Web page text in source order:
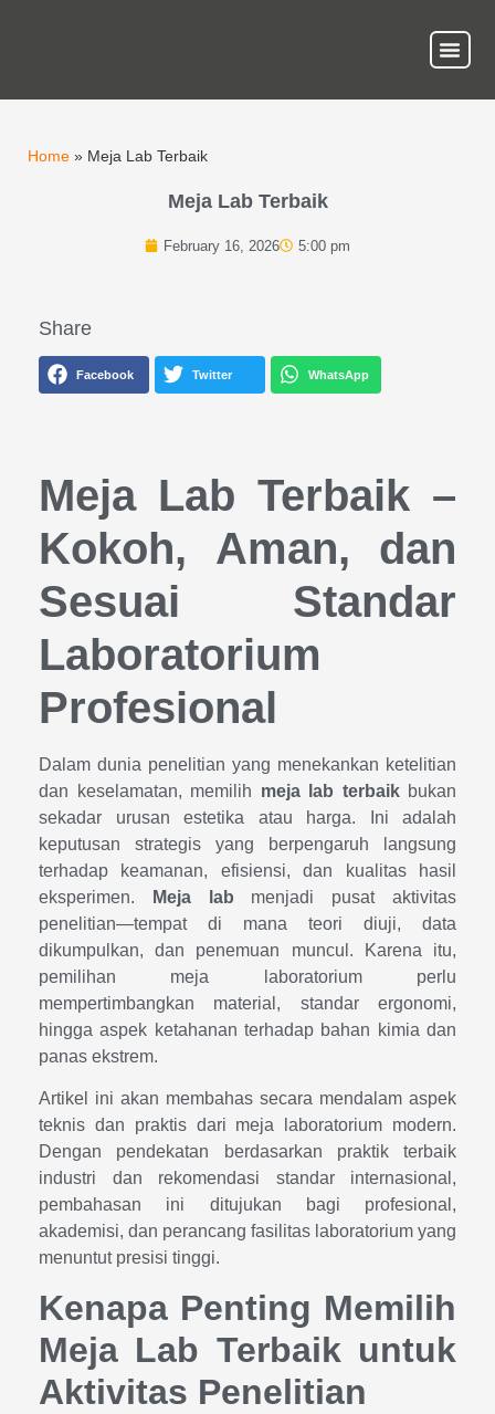
Home » Meja Lab Terbaik
Meja Lab Terbaik
February 16, 2026 5:00 pm
Share
Facebook Twitter WhatsApp
Meja Lab Terbaik –
Kokoh, Aman, dan
Sesuai Standar
Laboratorium
Profesional
Dalam dunia penelitian yang menekankan ketelitian
dan keselamatan, memilih meja lab terbaikbukan
sekadar urusan estetika atau harga. Ini adalah
keputusan strategis yang berpengaruh langsung
terhadap keamanan, efisiensi, dan kualitas hasil
eksperimen.
Meja lab menjadi pusat aktivitas
penelitian—tempat di mana teori diuji, data
dikumpulkan, dan penemuan muncul. Karena itu,
pemilihan meja laboratorium perlu
mempertimbangkan material, standar ergonomi,
hingga aspek ketahanan terhadap bahan kimia dan
panas ekstrem.
Artikel ini akan membahas secara mendalam aspek
teknis dan praktis dari meja laboratorium modern.
Dengan pendekatan berdasarkan praktik terbaik
industri dan rekomendasi standar internasional,
pembahasan ini ditujukan bagi profesional,
akademisi, dan perancang fasilitas laboratorium yang
menuntut presisi tinggi.
Kenapa Penting Memilih
Meja Lab Terbaik untuk
Aktivitas Penelitian